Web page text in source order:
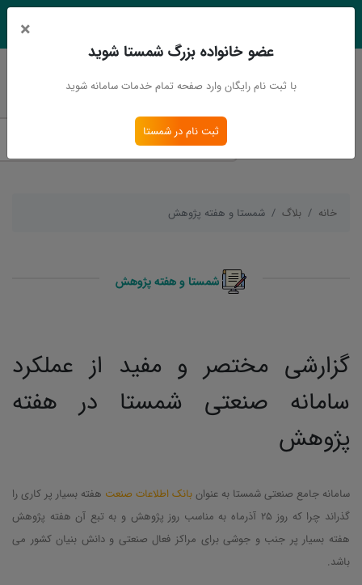
ورود
خانه بلاگ شمستا و هفته پژوهش
شمستا و هفته پژوهش
گزارشی مختصر و مفید از عملکرد
سامانه صنعتی شمستا در هفته
پژوهش
سامانه جامع صنعتی شمستا به عنوان بانک اطلاعات صنعت هفته بسیار پر کاری را
گذراند چرا که روز 25 آذرماه به مناسب روز پژوهش و به تبع آن هفته پژوهش
هفته بسیار پر جنب و جوشی برای مراکز فعال صنعتی و دانش بنیان کشور می
باشد.
×
عضو خانواده بزرگ شمستا شوید
با ثبت نام رایگان وارد صفحه تمام خدمات سامانه شوید
ثبت نام در شمستا